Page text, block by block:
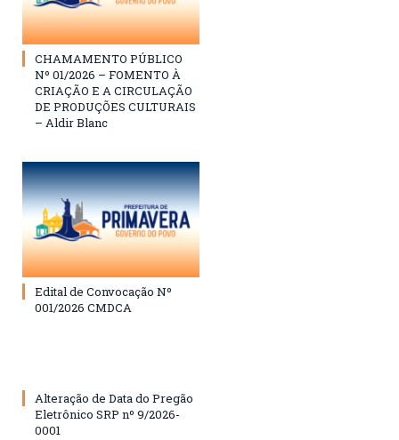
CHAMAMENTO PÚBLICO
Nº 01/2026 – FOMENTO À
CRIAÇÃO E A CIRCULAÇÃO
DE PRODUÇÕES CULTURAIS
– Aldir Blanc
Edital de Convocação Nº
001/2026 CMDCA
Alteração de Data do Pregão
Eletrônico SRP nº 9/2026-
0001